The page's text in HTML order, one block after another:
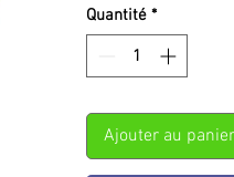
Quantité *
Ajouter au panier